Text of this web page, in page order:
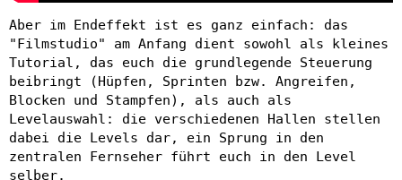
Aber im Endeffekt ist es ganz einfach: das
"Filmstudio" am Anfang dient sowohl als kleines
Tutorial, das euch die grundlegende Steuerung
beibringt (Hüpfen, Sprinten bzw. Angreifen,
Blocken und Stampfen), als auch als
Levelauswahl: die verschiedenen Hallen stellen
dabei die Levels dar, ein Sprung in den
zentralen Fernseher führt euch in den Level
selber.